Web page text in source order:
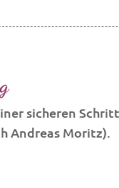
sicheren
Andreas Moritz).